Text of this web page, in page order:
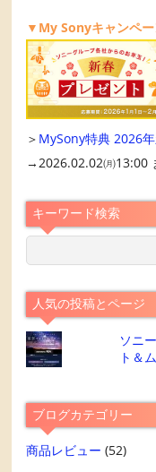
▼My Sonyキャンペ
＞ MySony特典 2026
→2026.02.02㈪13:00
キーワード検索
人気の投稿とページ
ソニ
ト＆
ブログカテゴリー
商品レビュー (52)